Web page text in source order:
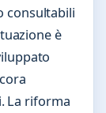
consultabili
è
La riforma